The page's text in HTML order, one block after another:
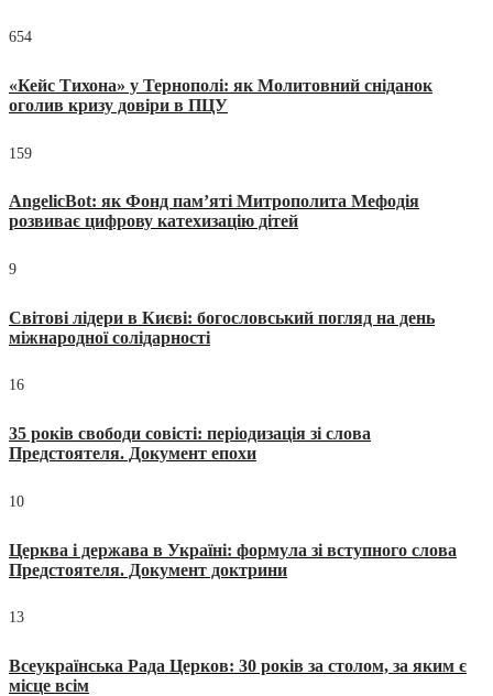
654
«Кейс Тихона» у Тернополі: як Молитовний сніданок
оголив кризу довіри в ПЦУ
159
AngelicBot: як Фонд пам’яті Митрополита Мефодія
розвиває цифрову катехизацію дітей
9
Світові лідери в Києві: богословський погляд на день
міжнародної солідарності
16
35 років свободи совісті: періодизація зі слова
Предстоятеля. Документ епохи
10
Церква і держава в Україні: формула зі вступного слова
Предстоятеля. Документ доктрини
13
Всеукраїнська Рада Церков: 30 років за столом, за яким є
місце всім